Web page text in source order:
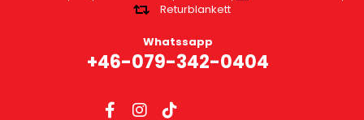
Returblankett
Whatssapp
+46-079-342-0404